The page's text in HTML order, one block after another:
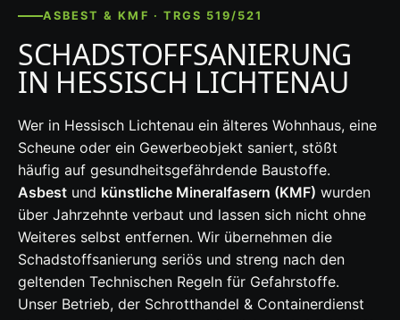
ASBEST & KMF · TRGS 519/521
SCHADSTOFFSANIERUNG
IN HESSISCH LICHTENAU
Wer in Hessisch Lichtenau ein älteres Wohnhaus, eine
Scheune oder ein Gewerbeobjekt saniert, stößt
häufig auf gesundheitsgefährdende Baustoffe.
Asbest und künstliche Mineralfasern (KMF) wurden
über Jahrzehnte verbaut und lassen sich nicht ohne
Weiteres selbst entfernen. Wir übernehmen die
Schadstoffsanierung seriös und streng nach den
geltenden Technischen Regeln für Gefahrstoffe.
Unser Betrieb, der Schrotthandel & Containerdienst